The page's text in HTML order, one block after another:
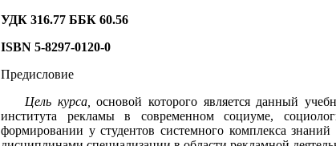
УДК 316.77 ББК 60.56
ISBN 5-8297-0120-0
Предисловие
Цель курса,основой которого является данный
института рекламы в современном социуме,
формировании у студентов системного ком­плекса